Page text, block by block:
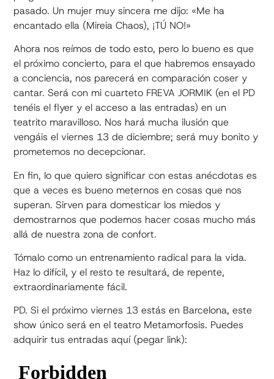
pasado. Un mujer muy sincera me dijo: «Me ha
encantado ella (Mireia Chaos), ¡TÚ NO!»
Ahora nos reímos de todo esto, pero lo bueno es que
el próximo concierto, para el que habremos ensayado
a conciencia, nos parecerá en comparación coser y
cantar. Será con mi cuarteto FREVA JORMIK (en el PD
tenéis el flyer y el acceso a las entradas) en un
teatrito maravilloso. Nos hará mucha ilusión que
vengáis el viernes 13 de diciembre; será muy bonito y
prometemos no decepcionar.
En fin, lo que quiero significar con estas anécdotas es
que a veces es bueno meternos en cosas que nos
superan. Sirven para domesticar los miedos y
demostrarnos que podemos hacer cosas mucho más
allá de nuestra zona de confort.
Tómalo como un entrenamiento radical para la vida.
Haz lo difícil, y el resto te resultará, de repente,
extraordinariamente fácil.
PD. Si el próximo viernes 13 estás en Barcelona, este
show único será en el teatro Metamorfosis. Puedes
adquirir tus entradas aquí (pegar link):